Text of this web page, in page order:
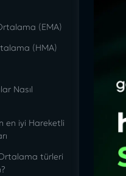
(EMA)
(HMA)
Nasıl
en iyi Hareketli
türleri